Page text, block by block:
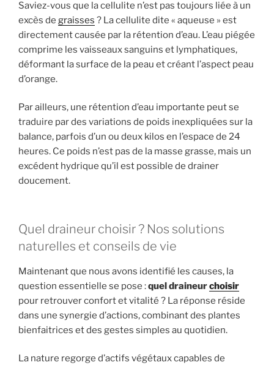
Saviez-vous que la cellulite n’est pas toujours liée à un
excès de graisses ? La cellulite dite « aqueuse » est
directement causée par la rétention d’eau. L’eau piégée
comprime les vaisseaux sanguins et lymphatiques,
déformant la surface de la peau et créant l’aspect peau
d’orange.
Par ailleurs, une rétention d’eau importante peut se
traduire par des variations de poids inexpliquées sur la
balance, parfois d’un ou deux kilos en l’espace de 24
heures. Ce poids n’est pas de la masse grasse, mais un
excédent hydrique qu’il est possible de drainer
doucement.
Quel draineur choisir ? Nos solutions
naturelles et conseils de vie
Maintenant que nous avons identifié les causes, la
question essentielle se pose :quel draineurchoisir
pour retrouver confort et vitalité ? La réponse réside
dans une synergie d’actions, combinant des plantes
bienfaitrices et des gestes simples au quotidien.
La nature regorge d’actifs végétaux capables de